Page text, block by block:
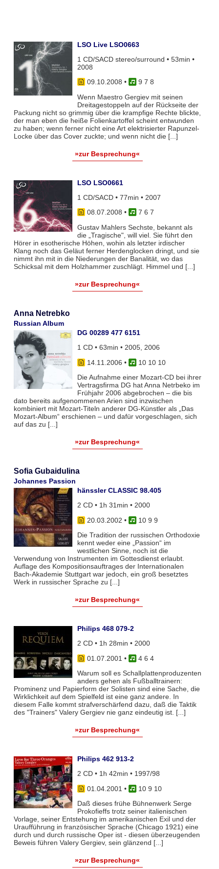
LSO Live LSO0663
1 CD/SACD stereo/surround • 53min •
2008
09.10.2008 •
9 7 8
Wenn Maestro Gergiev mit seinen
Dreitagestoppeln auf der Rückseite der
Packung nicht so grimmig über die krampfige Rechte blickte,
der man eben die heiße Folienkartoffel scheint entwunden
zu haben; wenn ferner nicht eine Art elektrisierter Rapunzel-
Locke über das Cover zuckte; und wenn nicht die [...]
»zur Besprechung«
LSO LSO0661
1 CD/SACD • 77min • 2007
08.07.2008 •
7 6 7
Gustav Mahlers Sechste, bekannt als
die „Tragische", will viel. Sie führt den
Hörer in esotherische Höhen, wohin als letzter irdischer
Klang noch das Geläut ferner Herdenglocken dringt, und sie
nimmt ihn mit in die Niederungen der Banalität, wo das
Schicksal mit dem Holzhammer zuschlägt. Himmel und [...]
»zur Besprechung«
Anna Netrebko
Russian Album
DG 00289 477 6151
1 CD • 63min • 2005, 2006
14.11.2006 •
10 10 10
Die Aufnahme einer Mozart-CD bei ihrer
Vertragsfirma DG hat Anna Netrbeko im
Frühjahr 2006 abgebrochen – die bis
dato bereits aufgenommenen Arien sind inzwischen
kombiniert mit Mozart-Titeln anderer DG-Künstler als „Das
Mozart-Album“ erschienen – und dafür vorgeschlagen, sich
auf das zu [...]
»zur Besprechung«
Sofia Gubaidulina
Johannes Passion
hänssler CLASSIC 98.405
2 CD • 1h 31min • 2000
20.03.2002 •
10 9 9
Die Tradition der russischen Orthodoxie
kennt weder eine „Passion“ im
westlichen Sinne, noch ist die
Verwendung von Instrumenten im Gottesdienst erlaubt.
Auflage des Kompositionsauftrages der Internationalen
Bach-Akademie Stuttgart war jedoch, ein groß besetztes
Werk in russischer Sprache zu [...]
»zur Besprechung«
Philips 468 079-2
2 CD • 1h 28min • 2000
01.07.2001 •
4 6 4
Warum soll es Schallplattenproduzenten
anders gehen als Fußballtrainern:
Prominenz und Papierform der Solisten sind eine Sache, die
Wirklichkeit auf dem Spielfeld ist eine ganz andere. In
diesem Falle kommt strafverschärfend dazu, daß die Taktik
des "Trainers" Valery Gergiev nie ganz eindeutig ist. [...]
»zur Besprechung«
Philips 462 913-2
2 CD • 1h 42min • 1997/98
01.04.2001 •
10 9 10
Daß dieses frühe Bühnenwerk Serge
Prokofieffs trotz seiner italienischen
Vorlage, seiner Entstehung im amerikanischen Exil und der
Uraufführung in französischer Sprache (Chicago 1921) eine
durch und durch russische Oper ist - diesen überzeugenden
Beweis führen Valery Gergiev, sein glänzend [...]
»zur Besprechung«